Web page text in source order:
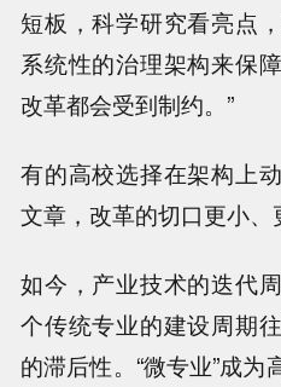
短板，科学研究看亮点
系统性的治理架构来保
改革都会受到制约。”
有的高校选择在架构上
文章，改革的切口更小、
如今，产业技术的迭代
个传统专业的建设周期
的滞后性。“微专业”成